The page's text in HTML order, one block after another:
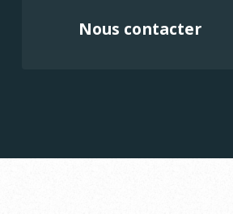
Nous contacter